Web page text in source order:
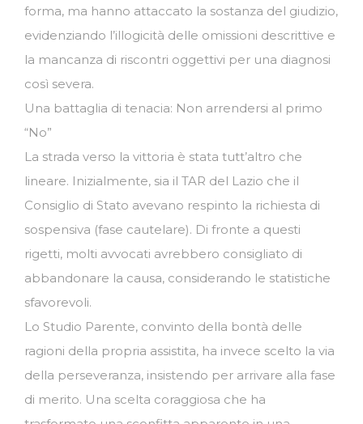
forma, ma hanno attaccato la sostanza del giudizio,
evidenziando l’illogicità delle omissioni descrittive e
la mancanza di riscontri oggettivi per una diagnosi
così severa.
Una battaglia di tenacia: Non arrendersi al primo
“No”
La strada verso la vittoria è stata tutt’altro che
lineare. Inizialmente, sia il TAR del Lazio che il
Consiglio di Stato avevano respinto la richiesta di
sospensiva (fase cautelare). Di fronte a questi
rigetti, molti avvocati avrebbero consigliato di
abbandonare la causa, considerando le statistiche
sfavorevoli.
Lo Studio Parente, convinto della bontà delle
ragioni della propria assistita, ha invece scelto la via
della perseveranza, insistendo per arrivare alla fase
di merito. Una scelta coraggiosa che ha